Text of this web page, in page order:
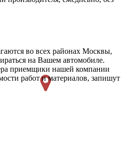
во всех районах Москвы,
на Вашем автомобиле.
приемщики нашей компании
работ и материалов, запишут